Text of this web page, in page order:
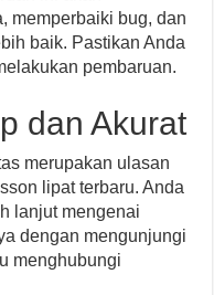
memperbaiki bug, dan
baik. Pastikan Anda
pembaruan.
dan Akurat
merupakan ulasan
lipat terbaru. Anda
lanjut mengenai
dengan mengunjungi
menghubungi